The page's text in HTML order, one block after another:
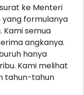
ke Menteri
yang formulanya
Kami semua
angkanya.
hanya
Kami melihat
tahun-tahun